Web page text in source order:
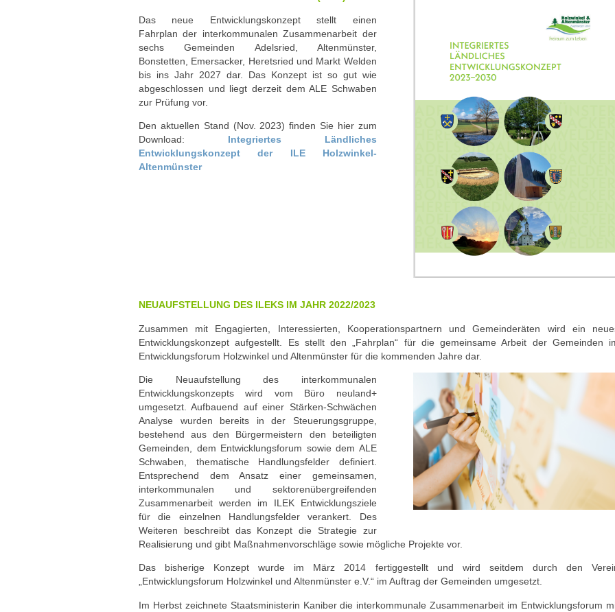
Das neue Entwicklungskonzept stellt einen
Fahrplan der interkommunalen Zusammenarbeit der
sechs Gemeinden Adelsried, Altenmünster,
Bonstetten, Emersacker, Heretsried und Markt Welden
bis ins Jahr 2027 dar. Das Konzept ist so gut wie
abgeschlossen und liegt derzeit dem ALE Schwaben
zur Prüfung vor.
Den aktuellen Stand (Nov. 2023) finden Sie hier zum
Download: Integriertes Ländliches
Entwicklungskonzept der ILE Holzwinkel-
Altenmünster
NEUAUFSTELLUNG DES ILEKS IM JAHR 2022/2023
Zusammen mit Engagierten, Interessierten, Kooperationspartnern und Gemeinderäten wird ein
Entwicklungskonzept aufgestellt. Es stellt den „Fahrplan“ für die gemeinsame Arbeit der Gemeinden
Entwicklungsforum Holzwinkel und Altenmünster für die kommenden Jahre dar.
Die Neuaufstellung des interkommunalen
Entwicklungskonzepts wird vom Büro neuland+
umgesetzt. Aufbauend auf einer Stärken-Schwächen
Analyse wurden bereits in der Steuerungsgruppe,
bestehend aus den Bürgermeistern den beteiligten
Gemeinden, dem Entwicklungsforum sowie dem ALE
Schwaben, thematische Handlungsfelder definiert.
Entsprechend dem Ansatz einer gemeinsamen,
interkommunalen und sektorenübergreifenden
Zusammenarbeit werden im ILEK Entwicklungsziele
für die einzelnen Handlungsfelder verankert. Des
Weiteren beschreibt das Konzept die Strategie zur
Realisierung und gibt Maßnahmenvorschläge sowie mögliche Projekte vor.
Das bisherige Konzept wurde im März 2014 fertiggestellt und wird seitdem durch den
„Entwicklungsforum Holzwinkel und Altenmünster e.V.“ im Auftrag der Gemeinden umgesetzt.
Im Herbst zeichnete Staatsministerin Kaniber die interkommunale Zusammenarbeit im Entwicklungsforum